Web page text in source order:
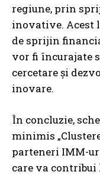
regiune, prin
inovative. Acest
de sprijin
vor fi încurajate
cercetare și
inovare.
În concluzie,
minimis
parteneri IMM-
care va contribui